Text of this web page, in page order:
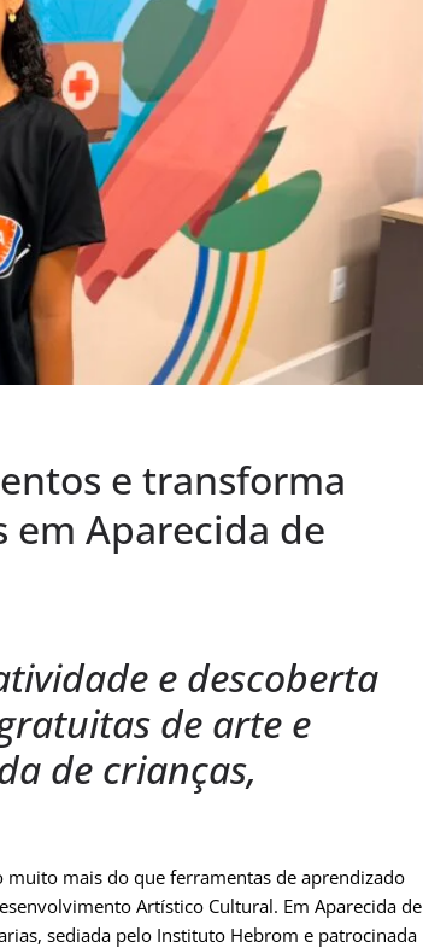
e transforma
Aparecida de
e descoberta
de arte e
de crianças,
muito mais do que ferramentas de aprendizado
Artístico Cultural. Em Aparecida de
sediada pelo Instituto Hebrom e patrocinada